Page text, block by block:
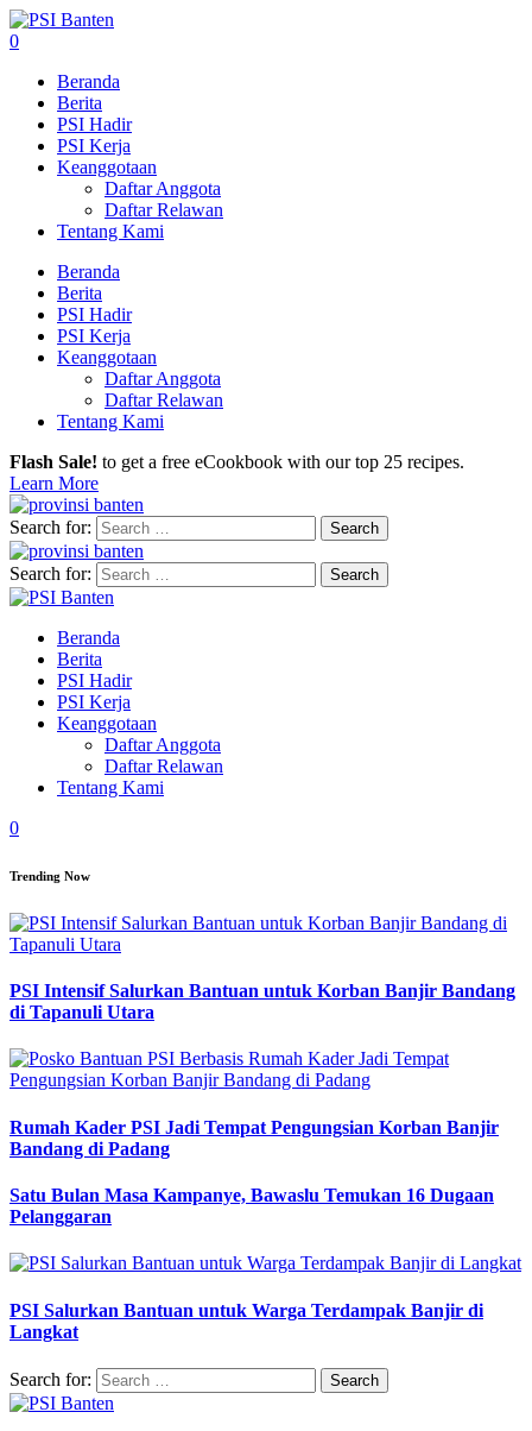
0
Beranda
Berita
PSI Hadir
PSI Kerja
Keanggotaan
Daftar Anggota
Daftar Relawan
Tentang Kami
Beranda
Berita
PSI Hadir
PSI Kerja
Keanggotaan
Daftar Anggota
Daftar Relawan
Tentang Kami
Flash Sale! to get a free eCookbook with our top 25 recipes.
Learn More
Search for:
Search for:
Beranda
Berita
PSI Hadir
PSI Kerja
Keanggotaan
Daftar Anggota
Daftar Relawan
Tentang Kami
0
Trending Now
PSI Intensif Salurkan Bantuan untuk Korban Banjir Bandang
di Tapanuli Utara
Rumah Kader PSI Jadi Tempat Pengungsian Korban Banjir
Bandang di Padang
Satu Bulan Masa Kampanye, Bawaslu Temukan 16 Dugaan
Pelanggaran
PSI Salurkan Bantuan untuk Warga Terdampak Banjir di
Langkat
Search for: